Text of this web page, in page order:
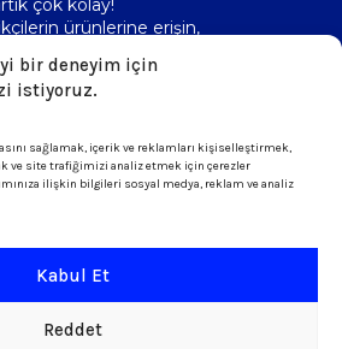
bir deneyim için
istiyoruz.
sağlamak, içerik ve reklamları kişiselleştirmek,
ve site trafiğimizi analiz etmek için çerezler
ilişkin bilgileri sosyal medya, reklam ve analiz
Kabul Et
Reddet
çok kolay!
ürünlerine erişin,
ve Koşullar